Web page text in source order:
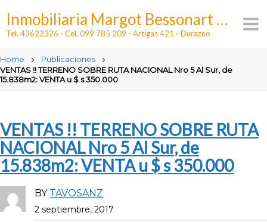
content
Inmobiliaria Margot Bessonart - Alquileres y ventas en Durazno
Tel. 43622326 - Cel. 099 785 209 - Artigas 421 - Durazno
Home
Publicaciones
VENTAS !! TERRENO SOBRE RUTA NACIONAL Nro 5 Al Sur, de
15.838m2: VENTA u $ s 350.000
VENTAS !! TERRENO SOBRE RUTA
NACIONAL Nro 5 Al Sur, de
15.838m2: VENTA u $ s 350.000
BY TAVOSANZ
2 septiembre, 2017